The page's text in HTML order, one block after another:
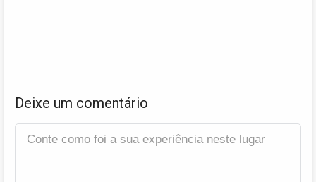
Deixe um comentário